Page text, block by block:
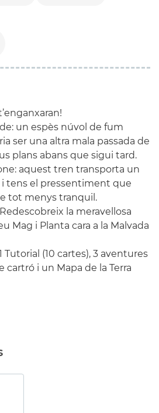
un espès núvol de fum
ser una altra mala passada de
plans abans que sigui tard.
aquest tren transporta un
tens el pressentiment que
tot menys tranquil.
la meravellosa
Mag i Planta cara a la Malvada
Tutorial (10 cartes), 3 aventures
cartró i un Mapa de la Terra